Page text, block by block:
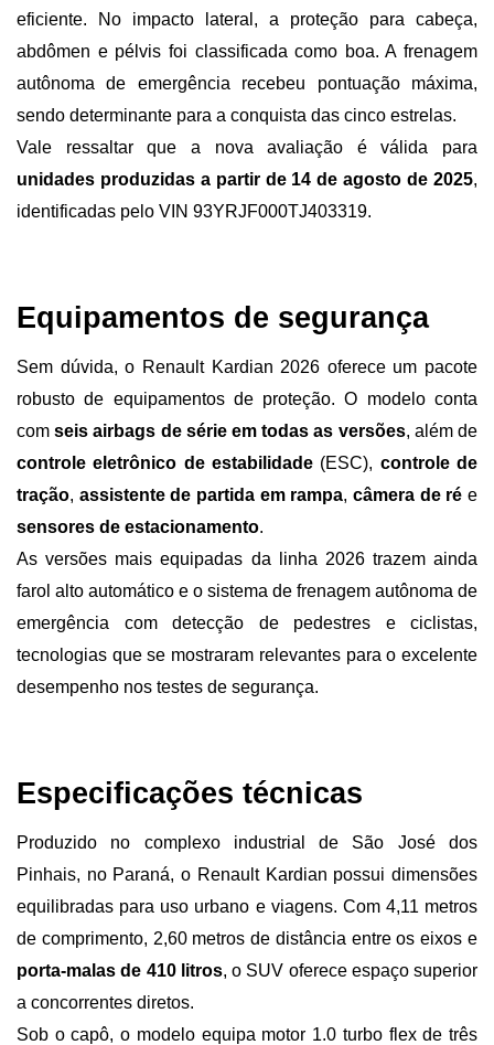
eficiente. No impacto lateral, a proteção para cabeça,
abdômen e pélvis foi classificada como boa. A frenagem
autônoma de emergência recebeu pontuação máxima,
sendo determinante para a conquista das cinco estrelas.
unidades produzidas a partir de 14 de agosto de 2025,
identificadas pelo VIN 93YRJF000TJ403319.
Equipamentos de segurança
Sem dúvida, o Renault Kardian 2026 oferece um pacote
robusto de equipamentos de proteção. O modelo conta
com seis airbags de série em todas as versões
controle eletrônico de estabilidade (ESC), controle de
tração, assistente de partida em rampa, câmera de ré
sensores de estacionamento.
As versões mais equipadas da linha 2026 trazem ainda
farol alto automático e o sistema de frenagem autônoma de
emergência com detecção de pedestres e ciclistas,
tecnologias que se mostraram relevantes para o excelente
desempenho nos testes de segurança.
Especificações técnicas
Produzido no complexo industrial de São José dos
Pinhais, no Paraná, o Renault Kardian possui dimensões
equilibradas para uso urbano e viagens. Com 4,11 metros
porta-malas de 410 litros, o SUV oferece espaço superior
a concorrentes diretos.
Sob o capô, o modelo equipa motor 1.0 turbo flex de três